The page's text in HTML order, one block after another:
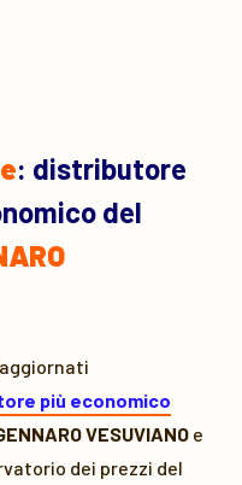
: distributore
del
più economico
VESUVIANO e
dei prezzi del